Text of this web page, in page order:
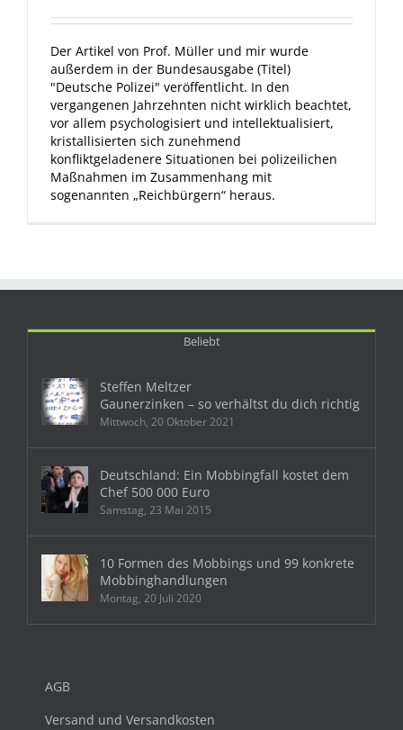
Der Artikel von Prof. Müller und mir wurde
außerdem in der Bundesausgabe (Titel)
"Deutsche Polizei" veröffentlicht. In den
vergangenen Jahrzehnten nicht wirklich beachtet,
vor allem psychologisiert und intellektualisiert,
kristallisierten sich zunehmend
konfliktgeladenere Situationen bei polizeilichen
Maßnahmen im Zusammenhang mit
sogenannten „Reichbürgern“ heraus.
Beliebt
Steffen Meltzer
Gaunerzinken – so verhältst du dich richtig
Mittwoch, 20 Oktober 2021
Deutschland: Ein Mobbingfall kostet dem
Chef 500 000 Euro
Samstag, 23 Mai 2015
10 Formen des Mobbings und 99 konkrete
Mobbinghandlungen
Montag, 20 Juli 2020
AGB
Versand und Versandkosten